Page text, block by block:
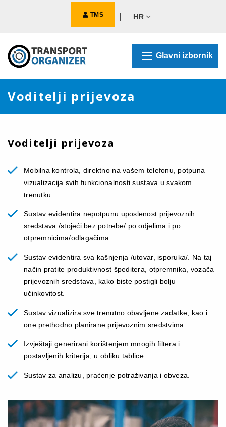
TMS HR
Glavni izbornik
Voditelji prijevoza
Voditelji prijevoza
Mobilna kontrola, direktno na vašem telefonu, potpuna
vizualizacija svih funkcionalnosti sustava u svakom
trenutku.
Sustav evidentira nepotpunu uposlenost prijevoznih
sredstava /stojeći bez potrebe/ po odjelima i po
otpremnicima/odlagačima.
Sustav evidentira sva kašnjenja /utovar, isporuka/. Na taj
način pratite produktivnost špeditera, otpremnika, vozača
prijevoznih sredstava, kako biste postigli bolju
učinkovitost.
Sustav vizualizira sve trenutno obavljene zadatke, kao i
one prethodno planirane prijevoznim sredstvima.
Izvještaji generirani korištenjem mnogih filtera i
postavljenih kriterija, u obliku tablice.
Sustav za analizu, praćenje potraživanja i obveza.